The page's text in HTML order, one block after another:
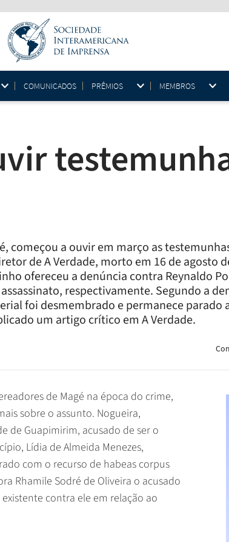
COMUNICADOS PRÊMIOS MEMBROS
começou a ouvir em março as
de A Verdade, morto em 16 de agosto
ofereceu a denúncia contra Reynaldo
respectivamente. Segundo a
foi desmembrado e permanece parado
um artigo crítico em A Verdade.
de Magé na época do crime,
sobre o assunto. Nogueira,
de Guapimirim, acusado de ser o
Lídia de Almeida Menezes,
com o recurso de habeas corpus
Rhamile Sodré de Oliveira o acusado
contra ele em relação ao